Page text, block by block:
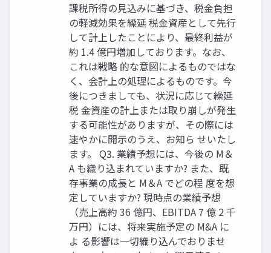
課税所得の見込みに基づき、税金負担
の軽減効果を繰延 税金資産として先行
して計上したことにより、最終利益が
約 1.4 億円増加しております。なお、
これは戦略 的な意図によるものではな
く、会計上の処理によるものです。今
後につきましても、状況に応じて繰延
税 金資産の計上または取り崩しが発生
する可能性がありますが、その際には
速やかに開示のうえ、お知ら せいたし
ます。 Q3. 業績予想には、今後の M＆
A も織り込まれていますか? また、既
存事業の成長と M＆A でどの程 度を想
定していますか? 現時点の業績予想
（売上高約 36 億円、EBITDA 7 億 2 千
万円）には、将来実施予定の M&A に
よ る影響は一切織り込んでおりませ